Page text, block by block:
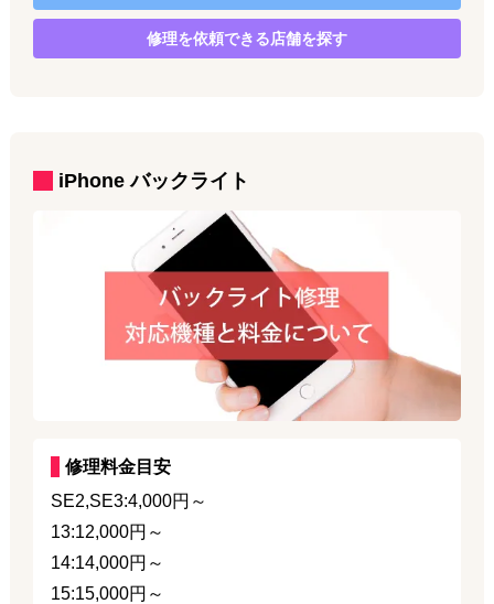
修理を依頼できる店舗を探す
iPhone バックライト
修理料金目安
SE2,SE3:4,000円～
13:12,000円～
14:14,000円～
15:15,000円～